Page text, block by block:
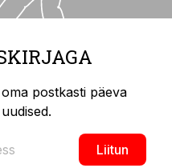
postkasti päeva
Liitun